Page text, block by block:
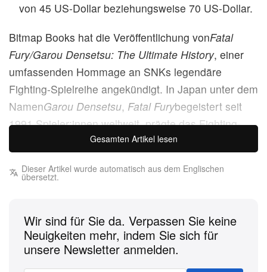
von 45 US-Dollar beziehungsweise 70 US-Dollar.
Bitmap Books hat die Veröffentlichung vonFatal
Fury/Garou Densetsu: The Ultimate History, einer
umfassenden Hommage an SNKs legendäre
Fighting-Spielreihe angekündigt. In Japan unter dem
NamenGarou Densetsu, Fatal Furybegeistert seit
1991 Spieler:innen weltweit, prägte das Fighting-
Game-Genre maßgeblich mit und etablierte das
umfasst 460 Seiten, ist mit Pantone-Farben auf
Konzeptskizzen, Promo-Artworks und Cover-
Illustrationen.
Gesamten Artikel lesen
Dieser Artikel wurde automatisch aus dem Englischen
übersetzt.
Wir sind für Sie da. Verpassen Sie keine
Neuigkeiten mehr, indem Sie sich für
unsere Newsletter anmelden.